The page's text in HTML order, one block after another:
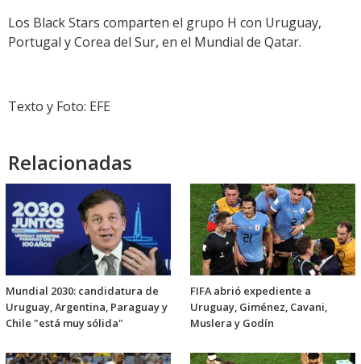
Los Black Stars comparten el grupo H con Uruguay,
Portugal y Corea del Sur, en el Mundial de Qatar.
Texto y Foto: EFE
Relacionadas
Mundial 2030: candidatura de
Uruguay, Argentina, Paraguay y
Chile "está muy sólida"
FIFA abrió expediente a
Uruguay, Giménez, Cavani,
Muslera y Godín